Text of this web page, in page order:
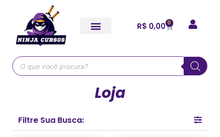
R$ 0,00 0
Loja
Filtre Sua Busca: